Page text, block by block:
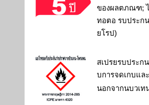
ของผลตภณฑ; ไ
ทอตอ รบประก
ยโรป)
สเปรยรบประก
บการจดเกบแล
นอกจากนบวเท